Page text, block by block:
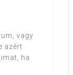
vagy
azért
ha